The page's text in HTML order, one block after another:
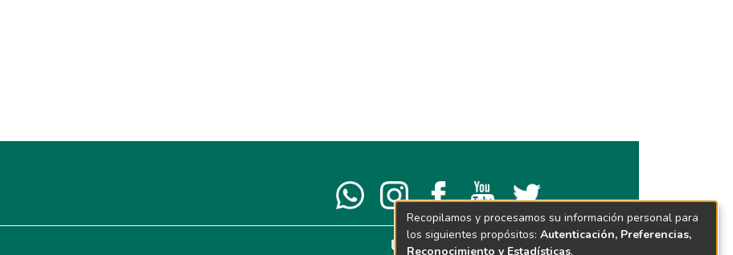
Recopilamos y procesamos su información personal para
los siguientes propósitos: Autenticación, Preferencias,
Reconocimiento y Estadísticas.